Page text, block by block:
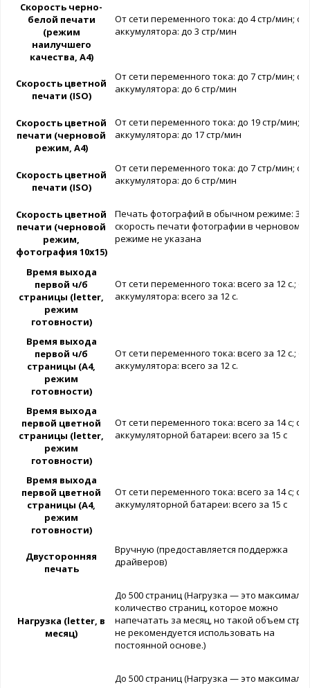
Скорость черно-
белой печати
(режим
наилучшего
качества, A4)
От сети переменного тока: до 4 стр/мин; от
аккумулятора: до 3 стр/мин
Скорость цветной
печати (ISO)
От сети переменного тока: до 7 стр/мин; от
аккумулятора: до 6 стр/мин
Скорость цветной
печати (черновой
режим, A4)
От сети переменного тока: до 19 стр/мин;
аккумулятора: до 17 стр/мин
Скорость цветной
печати (ISO)
От сети переменного тока: до 7 стр/мин; от
аккумулятора: до 6 стр/мин
Скорость цветной
печати (черновой
режим,
фотография 10x15)
Печать фотографий в обычном режиме: 34
скорость печати фотографии в черновом
режиме не указана
Время выхода
первой ч/б
страницы (letter,
режим
готовности)
От сети переменного тока: всего за 12 с.; от
аккумулятора: всего за 12 с.
Время выхода
первой ч/б
страницы (A4,
режим
готовности)
От сети переменного тока: всего за 12 с.; от
аккумулятора: всего за 12 с.
Время выхода
первой цветной
страницы (letter,
режим
готовности)
От сети переменного тока: всего за 14 с; от
аккумуляторной батареи: всего за 15 с
Время выхода
первой цветной
страницы (A4,
режим
готовности)
От сети переменного тока: всего за 14 с; от
аккумуляторной батареи: всего за 15 с
Двусторонняя
печать
Вручную (предоставляется поддержка
драйверов)
Нагрузка (letter, в
месяц)
До 500 страниц (Нагрузка — это
количество страниц, которое можно
напечатать за месяц, но такой объем
не рекомендуется использовать на
постоянной основе.)
До 500 страниц (Нагрузка — это